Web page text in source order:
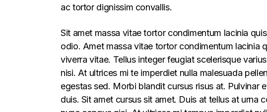
ac tortor dignissim convallis.
Sit amet massa vitae tortor condimentum lacinia
odio. Amet massa vitae tortor condimentum lacinia
viverra vitae. Tellus integer feugiat scelerisque
nisi. At ultrices mi te imperdiet nulla malesuada
egestas sed. Morbi blandit cursus risus at. Pulvinar
duis. Sit amet cursus sit amet. Duis at tellus at urna